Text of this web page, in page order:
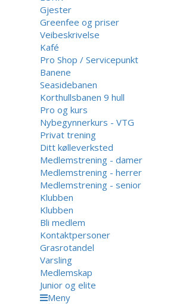
Gjester
Greenfee og priser
Veibeskrivelse
Kafé
Pro Shop / Servicepunkt
Banene
Seasidebanen
Korthullsbanen 9 hull
Pro og kurs
Nybegynnerkurs - VTG
Privat trening
Ditt kølleverksted
Medlemstrening - damer
Medlemstrening - herrer
Medlemstrening - senior
Klubben
Klubben
Bli medlem
Kontaktpersoner
Grasrotandel
Varsling
Medlemskap
Junior og elite
Meny